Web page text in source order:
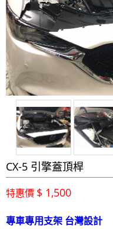
CX-5 引擎蓋頂桿
特惠價 $ 1,500
專車專用支架 台灣設計